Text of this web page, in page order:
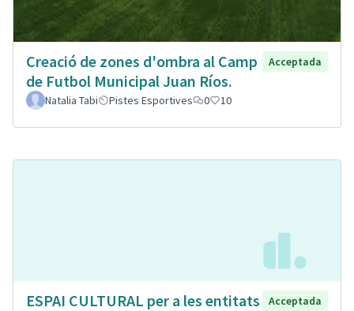
Creació de zones d'ombra al Camp
de Futbol Municipal Juan Ríos.
Acceptada
Natalia Tabi Pistes Esportives 0 10
ESPAI CULTURAL per a les entitats
Acceptada